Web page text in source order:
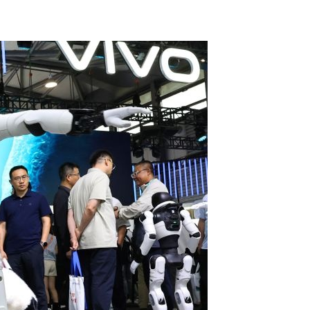
한국어
Deutsch
Português
Kiswahili
Italiano
Қазақ тілі
ภาษาไทย
Bahasa Melayu
Ελληνικά
Tiếng Việt